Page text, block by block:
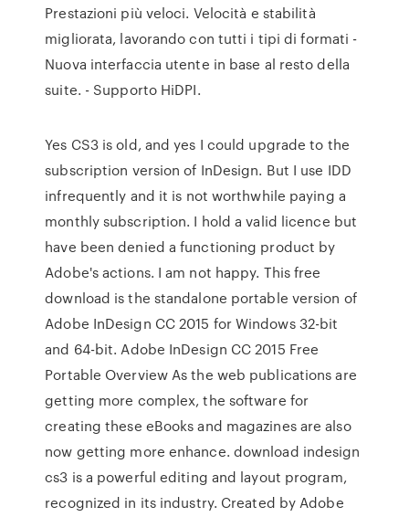
Prestazioni più veloci. Velocità e stabilità
migliorata, lavorando con tutti i tipi di formati -
Nuova interfaccia utente in base al resto della
suite. - Supporto HiDPI.
Yes CS3 is old, and yes I could upgrade to the
subscription version of InDesign. But I use IDD
infrequently and it is not worthwhile paying a
monthly subscription. I hold a valid licence but
have been denied a functioning product by
Adobe's actions. I am not happy. This free
download is the standalone portable version of
Adobe InDesign CC 2015 for Windows 32-bit
and 64-bit. Adobe InDesign CC 2015 Free
Portable Overview As the web publications are
getting more complex, the software for
creating these eBooks and magazines are also
now getting more enhance. download indesign
cs3 is a powerful editing and layout program,
recognized in its industry. Created by Adobe